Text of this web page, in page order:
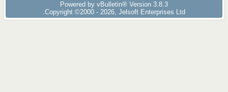
Powered by vBulletin® Version 3.8.3
Copyright ©2000 - 2026, Jelsoft Enterprises Ltd.